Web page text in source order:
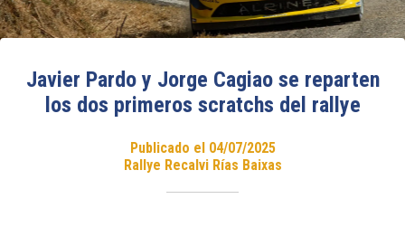
Javier Pardo y Jorge Cagiao se reparten
los dos primeros scratchs del rallye
Publicado el 04/07/2025
Rallye Recalvi Rías Baixas